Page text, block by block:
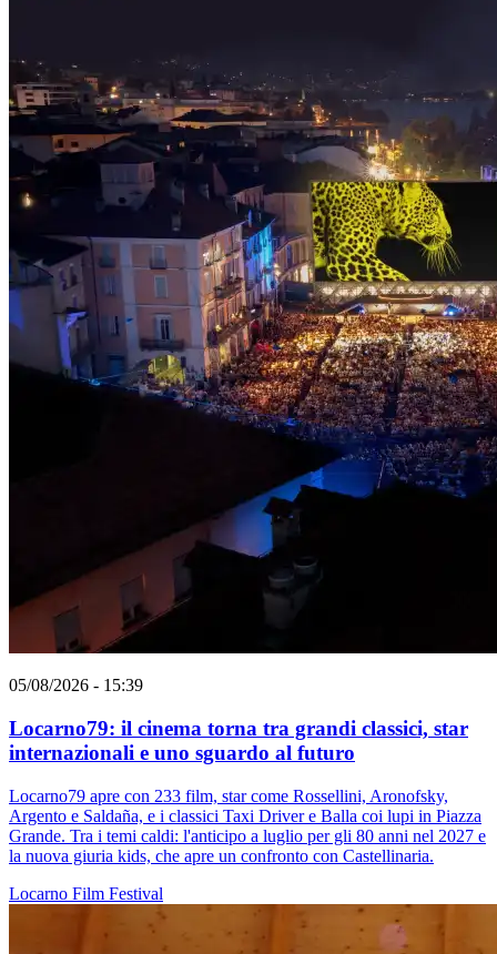
05/08/2026 - 15:39
Locarno79: il cinema torna tra grandi classici, star
internazionali e uno sguardo al futuro
Locarno79 apre con 233 film, star come Rossellini, Aronofsky,
Argento e Saldaña, e i classici Taxi Driver e Balla coi lupi in Piazza
Grande. Tra i temi caldi: l'anticipo a luglio per gli 80 anni nel 2027 e
la nuova giuria kids, che apre un confronto con Castellinaria.
Locarno Film Festival